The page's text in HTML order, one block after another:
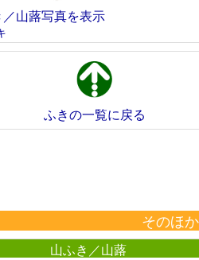
山蕗写真を表示
ふきの一覧に戻る
そのほ
山ふき／山蕗